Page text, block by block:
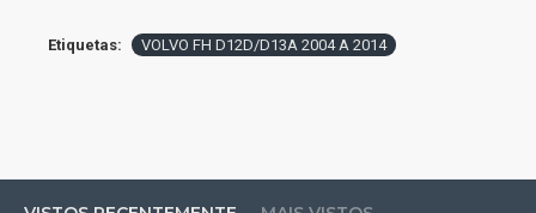
Etiquetas: VOLVO FH D12D/D13A 2004 A 2014